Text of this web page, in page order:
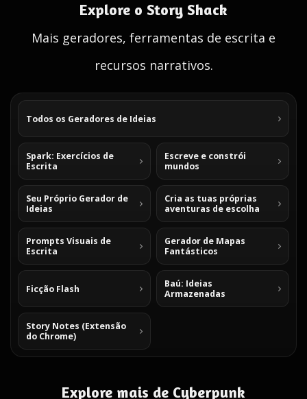
Explore o Story Shack
Mais geradores, ferramentas de escrita e
recursos narrativos.
Todos os Geradores de Ideias
Spark: Exercícios de
Escrita
Escreve e constrói
mundos
Seu Próprio Gerador de
Ideias
Cria as tuas próprias
aventuras de escolha
Prompts Visuais de
Escrita
Gerador de Mapas
Fantásticos
Ficção Flash
Baú: Ideias
Armazenadas
Story Notes (Extensão
do Chrome)
Explore mais de Cyberpunk